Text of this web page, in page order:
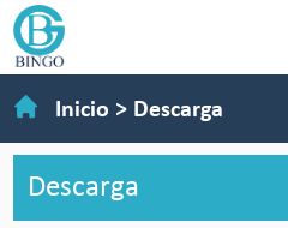
Inicio > Descarga
Descarga